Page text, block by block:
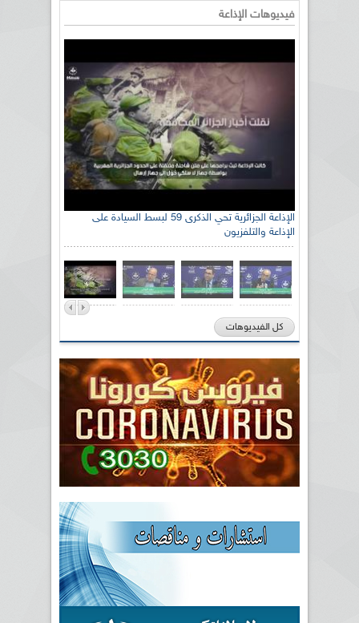
فيديوهات الإذاعة
الإذاعة الجزائرية تحي الذكرى 59 لبسط السيادة على
الإذاعة والتلفزيون
كل الفيديوهات